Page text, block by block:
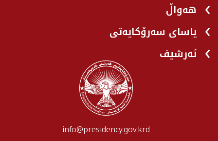
هه‌واڵ
یاسای سەرۆکایەتی
ئەرشیف
info@presidency.gov.krd